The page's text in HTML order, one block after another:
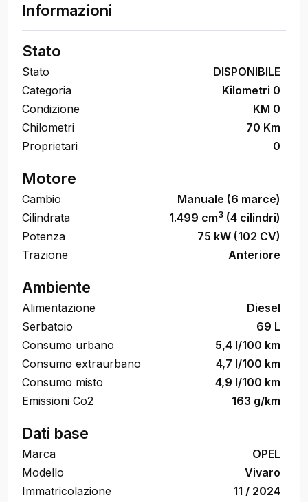
Informazioni
Stato
Stato
DISPONIBILE
Categoria
Kilometri 0
Condizione
KM 0
Chilometri
70 Km
Proprietari
0
Motore
Cambio
Manuale (6 marce)
Cilindrata
1.499 cm3 (4 cilindri)
Potenza
75 kW (102 CV)
Trazione
Anteriore
Ambiente
Alimentazione
Diesel
Serbatoio
69 L
Consumo urbano
5,4 l/100 km
Consumo extraurbano
4,7 l/100 km
Consumo misto
4,9 l/100 km
Emissioni Co2
163 g/km
Dati base
Marca
OPEL
Modello
Vivaro
Immatricolazione
11 / 2024